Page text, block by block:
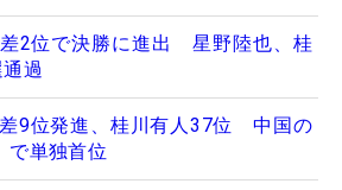
2位で決勝に進出 星野陸也、桂
過
9位発進、桂川有人37位 中国の
で単独首位